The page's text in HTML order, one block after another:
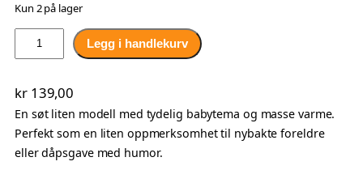
Kun 2 på lager
a
e
a
n
d
Legg i handlekurv
kr139,00
En søt liten modell med tydelig babytema og masse varme.
Perfekt som en liten oppmerksomhet til nybakte foreldre
eller dåpsgave med humor.